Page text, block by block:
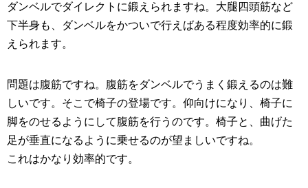
ダンベルでダイレクトに鍛えられますね。大腿四頭筋など
下半身も、ダンベルをかついで行えばある程度効率的に鍛
えられます。
問題は腹筋ですね。腹筋をダンベルでうまく鍛えるのは難
しいです。そこで椅子の登場です。仰向けになり、椅子に
脚をのせるようにして腹筋を行うのです。椅子と、曲げた
足が垂直になるように乗せるのが望ましいですね。
これはかなり効率的です。